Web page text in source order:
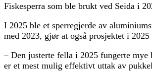
Fiskesperra som ble brukt ved Seida i
I 2025 ble et sperregjerde av
med 2023, gjør at også prosjektet i
– Den justerte fella i 2025 fungerte
er et mest mulig effektivt uttak av